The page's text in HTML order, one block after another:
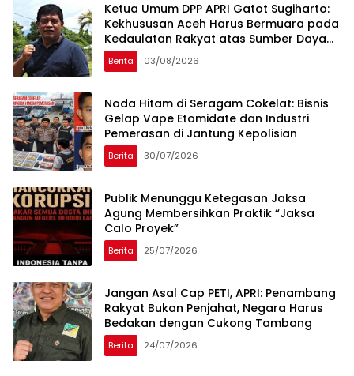
Ketua Umum DPP APRI Gatot Sugiharto:
Kekhususan Aceh Harus Bermuara pada
Kedaulatan Rakyat atas Sumber Daya
Alam
Berita 03/08/2026
Noda Hitam di Seragam Cokelat: Bisnis
Gelap Vape Etomidate dan Industri
Pemerasan di Jantung Kepolisian
Berita 30/07/2026
Publik Menunggu Ketegasan Jaksa
Agung Membersihkan Praktik “Jaksa
Calo Proyek”
Berita 25/07/2026
Jangan Asal Cap PETI, APRI: Penambang
Rakyat Bukan Penjahat, Negara Harus
Bedakan dengan Cukong Tambang
Berita 24/07/2026